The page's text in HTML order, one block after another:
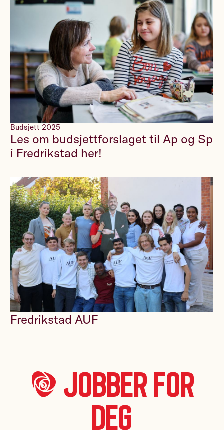
Budsjett 2025
Les om budsjettforslaget til Ap og Sp
i Fredrikstad her!
Fredrikstad AUF
*A* jobber for
deg